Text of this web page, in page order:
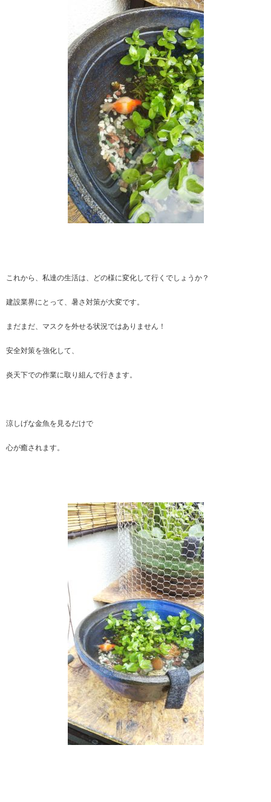
これから、私達の生活は、どの様に変化して行くでしょうか？
建設業界にとって、暑さ対策が大変です。
まだまだ、マスクを外せる状況ではありません！
安全対策を強化して、
炎天下での作業に取り組んで行きます。
涼しげな金魚を見るだけで
心が癒されます。